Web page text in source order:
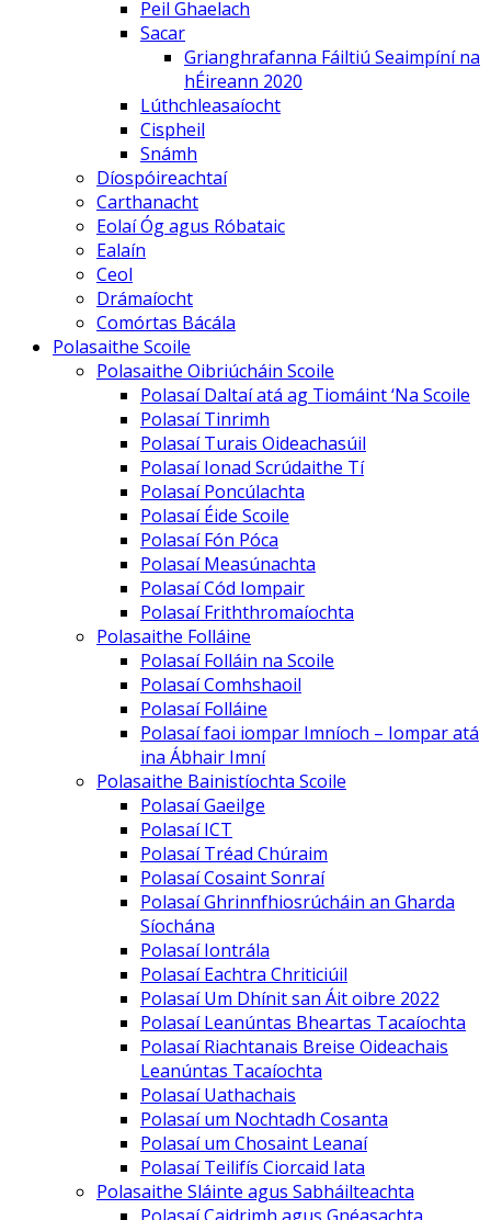
Peil Ghaelach
Sacar
Grianghrafanna Fáiltiú Seaimpíní na
hÉireann 2020
Lúthchleasaíocht
Cispheil
Snámh
Díospóireachtaí
Carthanacht
Eolaí Óg agus Róbataic
Ealaín
Ceol
Drámaíocht
Comórtas Bácála
Polasaithe Scoile
Polasaithe Oibriúcháin Scoile
Polasaí Daltaí atá ag Tiomáint ‘Na Scoile
Polasaí Tinrimh
Polasaí Turais Oideachasúil
Polasaí Ionad Scrúdaithe Tí
Polasaí Poncúlachta
Polasaí Éide Scoile
Polasaí Fón Póca
Polasaí Measúnachta
Polasaí Cód Iompair
Polasaí Friththromaíochta
Polasaithe Folláine
Polasaí Folláin na Scoile
Polasaí Comhshaoil
Polasaí Folláine
Polasaí faoi iompar Imníoch – Iompar atá
ina Ábhair Imní
Polasaithe Bainistíochta Scoile
Polasaí Gaeilge
Polasaí ICT
Polasaí Tréad Chúraim
Polasaí Cosaint Sonraí
Polasaí Ghrinnfhiosrúcháin an Gharda
Síochána
Polasaí Iontrála
Polasaí Eachtra Chriticiúil
Polasaí Um Dhínit san Áit oibre 2022
Polasaí Leanúntas Bheartas Tacaíochta
Polasaí Riachtanais Breise Oideachais
Leanúntas Tacaíochta
Polasaí Uathachais
Polasaí um Nochtadh Cosanta
Polasaí um Chosaint Leanaí
Polasaí Teilifís Ciorcaid Iata
Polasaithe Sláinte agus Sabháilteachta